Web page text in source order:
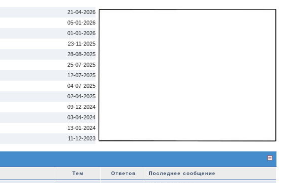
21-04-2026
05-01-2026
01-01-2026
23-11-2025
28-08-2025
25-07-2025
12-07-2025
04-07-2025
02-04-2025
09-12-2024
03-04-2024
13-01-2024
11-12-2023
Тем Ответов Последнее сообщение